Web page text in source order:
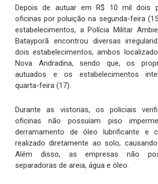
Depois de autuar em R$ 10 mil dois
oficinas por poluição na segunda-feira
estabelecimentos, a Polícia Militar
Batayporã encontrou diversas
dois estabelecimentos, ambos
Nova Andradina, sendo que, os
autuados e os estabelecimentos
quarta-feira (17).
Durante as vistorias, os policiais
oficinas não possuíam piso
derramamento de óleo lubrificante e
realizado diretamente ao solo,
Além disso, as empresas não
separadoras de areia, água e óleo.